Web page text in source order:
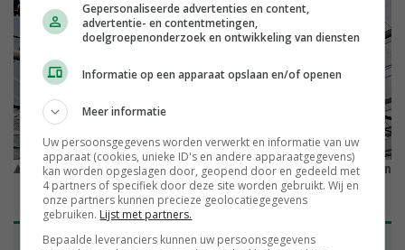
Nieuwe lampen onder het diffuse glas in de nieuwe kas. © John
Oud
Dagen voor uitwisselen ervaringen
Gepersonaliseerde advertenties en content,
advertentie- en contentmetingen,
doelgroepenonderzoek en ontwikkeling van diensten
Informatie op een apparaat opslaan en/of openen
Meer informatie
Uw persoonsgegevens worden verwerkt en informatie van uw
apparaat (cookies, unieke ID's en andere apparaatgegevens)
kan worden opgeslagen door, geopend door en gedeeld met
4 partners of specifiek door deze site worden gebruikt. Wij en
onze partners kunnen precieze geolocatiegegevens
gebruiken. Lijst met partners.
Bepaalde leveranciers kunnen uw persoonsgegevens